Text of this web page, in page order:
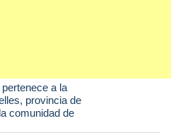
a la
, provincia de
comunidad de